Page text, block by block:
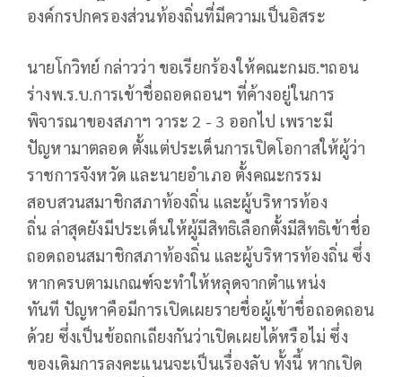
องค์กรปกครองส่วนท้องถิ่นที่มีความเป็นอิสระ
นายโกวิทย์ กล่าวว่า ขอเรียกร้องให้คณะกมธ.ฯถอน
ร่างพ.ร.บ.การเข้าชื่อถอดถอนฯ ที่ค้างอยู่ในการ
พิจารณาของสภาฯ วาระ 2 - 3 ออกไป เพราะมี
ปัญหามาตลอด ตั้งแต่ประเด็นการเปิดโอกาสให้ผู้ว่า
ราชการจังหวัด และนายอำเภอ ตั้งคณะกรรม
สอบสวนสมาชิกสภาท้องถิ่น และผู้บริหารท้อง
ถิ่น ล่าสุดยังมีประเด็นให้ผู้มีสิทธิเลือกตั้งมีสิทธิเข้าชื่อ
ถอดถอนสมาชิกสภาท้องถิ่น และผู้บริหารท้องถิ่น ซึ่ง
หากครบตามเกณฑ์จะทำให้หลุดจากตำแหน่ง
ทันที ปัญหาคือมีการเปิดเผยรายชื่อผู้เข้าชื่อถอดถอน
ด้วย ซึ่งเป็นข้อถกเถียงกันว่าเปิดเผยได้หรือไม่ ซึ่ง
ของเดิมการลงคะแนนจะเป็นเรื่องลับ ทั้งนี้ หากเปิด